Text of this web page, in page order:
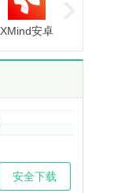
XMind安卓
安全下载